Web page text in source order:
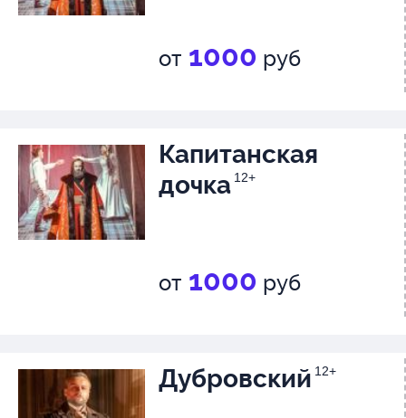
от 1000 руб
Капитанская
дочка 12+
от 1000 руб
Дубровский 12+